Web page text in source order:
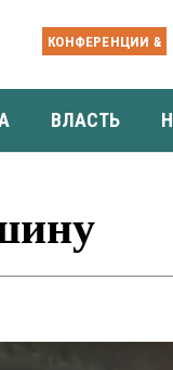
КОНФЕРЕНЦИИ &
ВЛАСТЬ